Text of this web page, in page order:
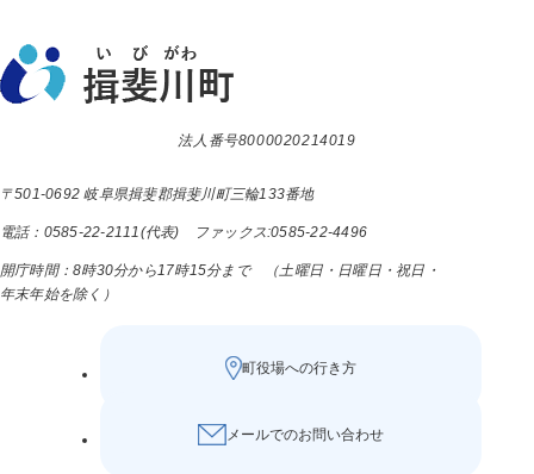
法人番号8000020214019
〒501-0692 岐阜県揖斐郡揖斐川町三輪133番地
電話：0585-22-2111(代表) ファックス:0585-22-4496
開庁時間：8時30分から17時15分まで （土曜日・日曜日・祝日・
年末年始を除く）
町役場への行き方
メールでのお問い合わせ